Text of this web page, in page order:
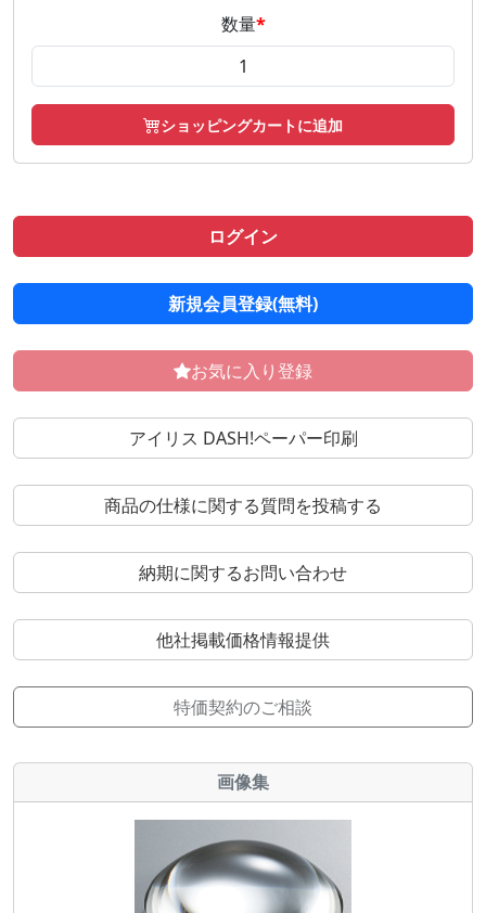
数量*
ショッピングカートに追加
ログイン
新規会員登録(無料)
お気に入り登録
アイリス DASH!ペーパー印刷
商品の仕様に関する質問を投稿する
納期に関するお問い合わせ
他社掲載価格情報提供
特価契約のご相談
画像集